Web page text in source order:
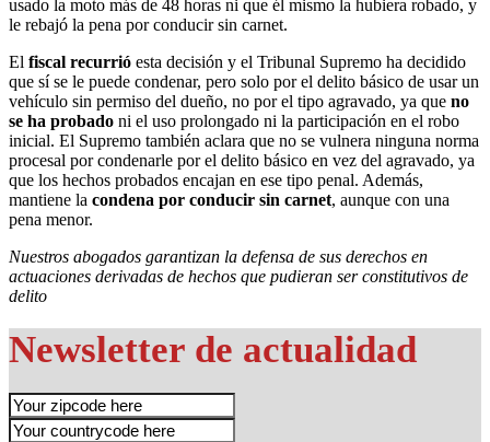
usado la moto más de 48 horas ni que él mismo la hubiera robado, y
le rebajó la pena por conducir sin carnet.
El fiscal recurrió esta decisión y el Tribunal Supremo ha decidido
que sí se le puede condenar, pero solo por el delito básico de usar un
vehículo sin permiso del dueño, no por el tipo agravado, ya que no
se ha probado ni el uso prolongado ni la participación en el robo
inicial. El Supremo también aclara que no se vulnera ninguna norma
procesal por condenarle por el delito básico en vez del agravado, ya
que los hechos probados encajan en ese tipo penal. Además,
mantiene la condena por conducir sin carnet, aunque con una
pena menor.
Nuestros abogados garantizan la defensa de sus derechos en
actuaciones derivadas de hechos que pudieran ser constitutivos de
delito
Newsletter de actualidad